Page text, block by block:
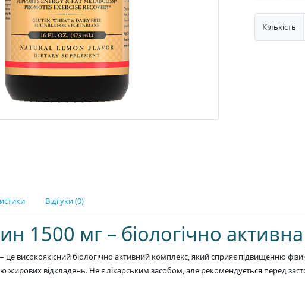
Кількість
Відгуки (0)
1500 мг – біологічно
це високоякісний біологічно активний комплекс, який сприяє підвищенню
відкладень. Не є лікарським засобом, але рекомендується перед